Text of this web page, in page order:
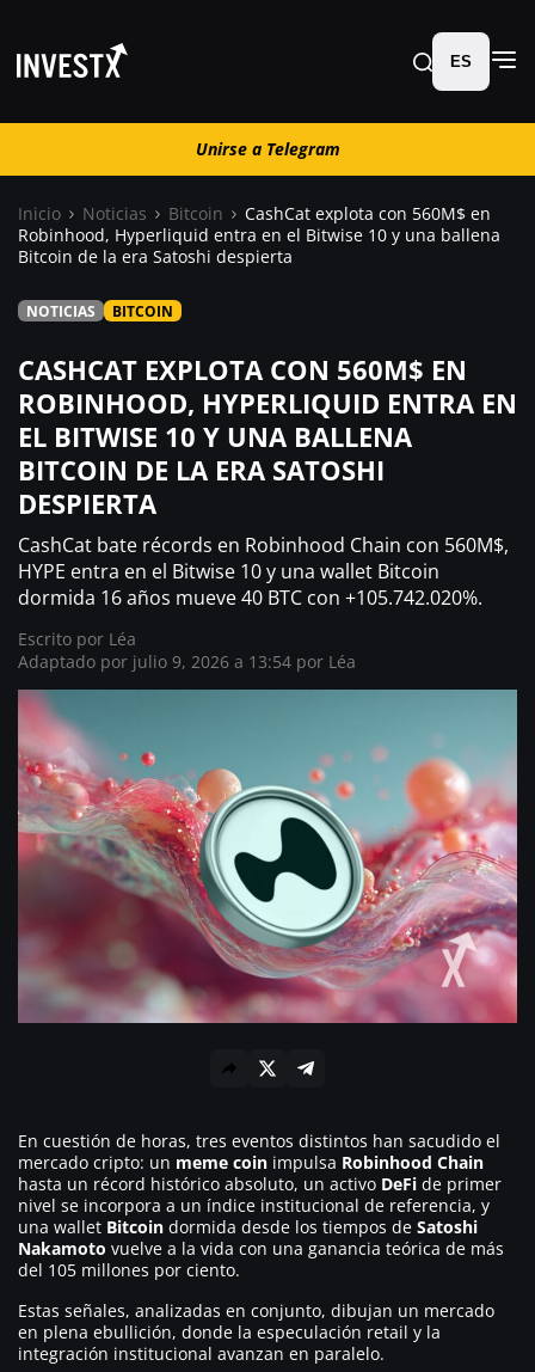
Unirse a Telegram
Noticias
Guías
Trading
¿ Dónde comprar ?
ES
Unirse a Telegram
Inicio Noticias Bitcoin
CashCat explota con 560M$ en
Robinhood, Hyperliquid entra en el Bitwise 10 y una ballena
Bitcoin de la era Satoshi despierta
NOTICIAS BITCOIN
CASHCAT EXPLOTA CON 560M$ EN
ROBINHOOD, HYPERLIQUID ENTRA EN
EL BITWISE 10 Y UNA BALLENA
BITCOIN DE LA ERA SATOSHI
DESPIERTA
CashCat bate récords en Robinhood Chain con 560M$,
HYPE entra en el Bitwise 10 y una wallet Bitcoin
dormida 16 años mueve 40 BTC con +105.742.020%.
Escrito por Léa
Adaptado por julio 9, 2026 a 13:54 por Léa
En cuestión de horas, tres eventos distintos han sacudido el
mercado cripto: un meme coin impulsa Robinhood Chain
hasta un récord histórico absoluto, un activo DeFi de primer
nivel se incorpora a un índice institucional de referencia, y
una wallet Bitcoin dormida desde los tiempos de Satoshi
Nakamoto vuelve a la vida con una ganancia teórica de más
del 105 millones por ciento.
Estas señales, analizadas en conjunto, dibujan un mercado
en plena ebullición, donde la especulación retail y la
integración institucional avanzan en paralelo.